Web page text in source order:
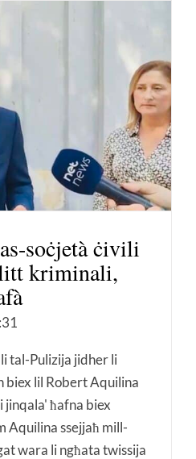
soċjetà ċivili
kriminali,
tal-Pulizija jidher li
biex lil Robert Aquilina
jinqala' ħafna biex
Aquilina ssejjaħ mill-
wara li ngħata twissija